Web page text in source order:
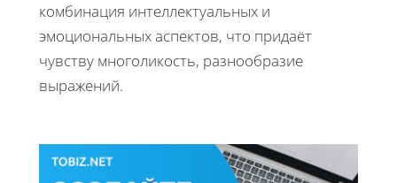
комбинация интеллектуальных и
эмоциональных аспектов, что придаёт
чувству многоликость, разнообразие
выражений.